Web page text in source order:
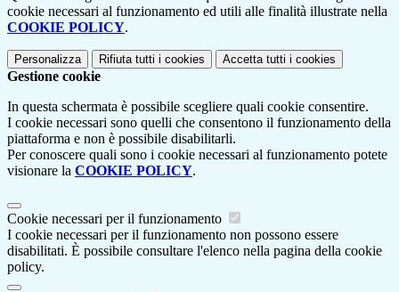
cookie necessari al funzionamento ed utili alle finalità illustrate nella
COOKIE POLICY.
Personalizza Rifiuta tutti i cookies Accetta tutti i cookies
Gestione cookie
In questa schermata è possibile scegliere quali cookie consentire.
I cookie necessari sono quelli che consentono il funzionamento della
piattaforma e non è possibile disabilitarli.
Per conoscere quali sono i cookie necessari al funzionamento potete
visionare la COOKIE POLICY.
Cookie necessari per il funzionamento
I cookie necessari per il funzionamento non possono essere
disabilitati. È possibile consultare l'elenco nella pagina della cookie
policy.